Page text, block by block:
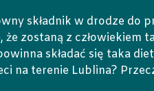
składnik w drodze do
zostaną z
składać się taka
na terenie Lublina?